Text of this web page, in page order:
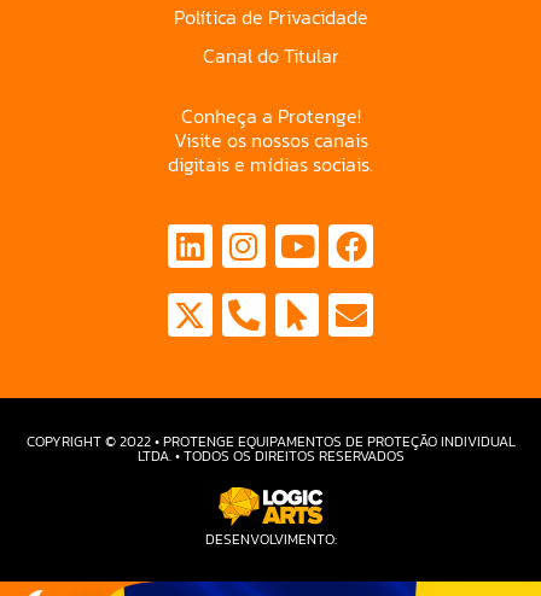
Política de Privacidade
Canal do Titular
Conheça a Protenge!
Visite os nossos canais
digitais e mídias sociais.
COPYRIGHT © 2022 • PROTENGE EQUIPAMENTOS DE PROTEÇÃO INDIVIDUAL
LTDA. • TODOS OS DIREITOS RESERVADOS
DESENVOLVIMENTO: